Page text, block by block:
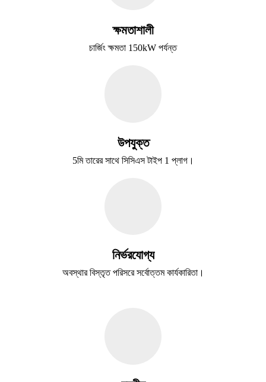
ক্ষমতাশালী
চার্জিং ক্ষমতা 150kW পর্যন্ত
উপযুক্ত
5মি তারের সাথে সিসিএস টাইপ 1 প্লাগ।
নির্ভরযোগ্য
অবস্থার বিস্তৃত পরিসরে সর্বোত্তম কার্যকারিতা।